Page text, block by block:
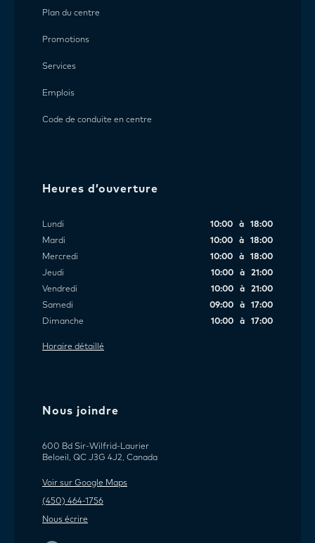
Plan du centre
Promotions
Services
Emplois
Code de conduite en centre
Heures d’ouverture
Lundi
10:00 à 18:00
Mardi
10:00 à 18:00
Mercredi
10:00 à 18:00
Jeudi
10:00 à 21:00
Vendredi
10:00 à 21:00
Samedi
09:00 à 17:00
Dimanche
10:00 à 17:00
Horaire détaillé
Nous joindre
600 Bd Sir-Wilfrid-Laurier
Beloeil, QC J3G 4J2, Canada
Voir sur Google Maps
(450) 464-1756
Nous écrire